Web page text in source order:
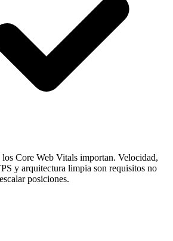
Core Web Vitals importan. Velocidad,
y arquitectura limpia son requisitos no
posiciones.